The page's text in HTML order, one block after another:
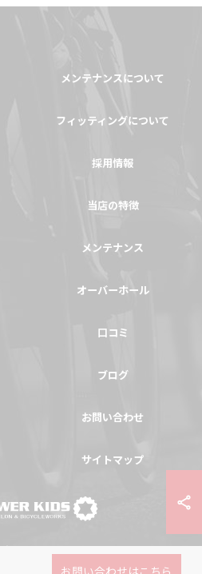
お問い合わせはこちら
メンテナンスについて
フィッティングについて
採用情報
当店の特徴
メンテナンス
オーバーホール
口コミ
ブログ
お問い合わせ
サイトマップ
POWER-KIDS ALL RIGHTS RESERVED.